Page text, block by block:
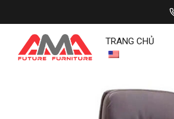
TRANG CHỦ